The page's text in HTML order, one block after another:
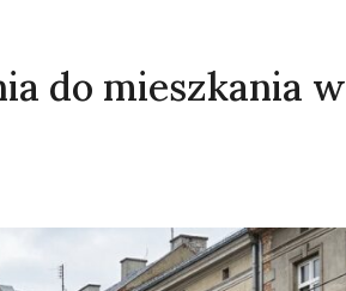
do mieszkania w